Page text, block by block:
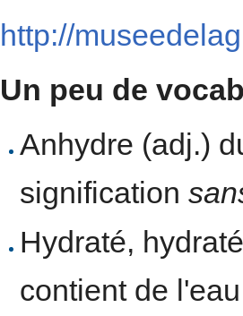
http://
Un peu de
Anhydre (adj.)
signification
Hydraté,
contient de